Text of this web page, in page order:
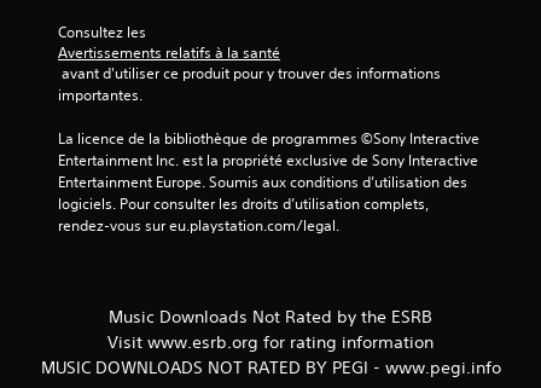
Consultez les
Avertissements relatifs à la santé
importantes.
La licence de la bibliothèque de programmes ©Sony Interactive
Entertainment Inc. est la propriété exclusive de Sony Interactive
Entertainment Europe. Soumis aux conditions d’utilisation des
logiciels. Pour consulter les droits d’utilisation complets,
rendez-vous sur eu.playstation.com/legal.
Music Downloads Not Rated by the ESRB
Visit www.esrb.org for rating information
MUSIC DOWNLOADS NOT RATED BY PEGI - www.pegi.info